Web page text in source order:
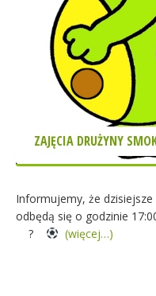
ZAJĘCIA DRUŻYNY
Informujemy, że
odbędą się o godzinie
?
(więcej…)